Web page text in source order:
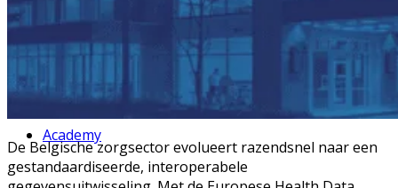
Cases
Academy
De Belgische zorgsector evolueert razendsnel naar een
gestandaardiseerde, interoperabele